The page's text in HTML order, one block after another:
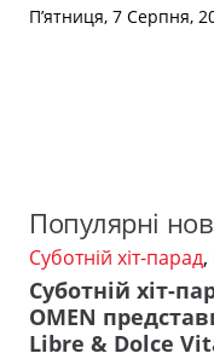
П’ятниця, 7 Серпня,
Популярні
Суботній хіт-парад,
Суботній хіт-
OMEN
Libre & Dolce